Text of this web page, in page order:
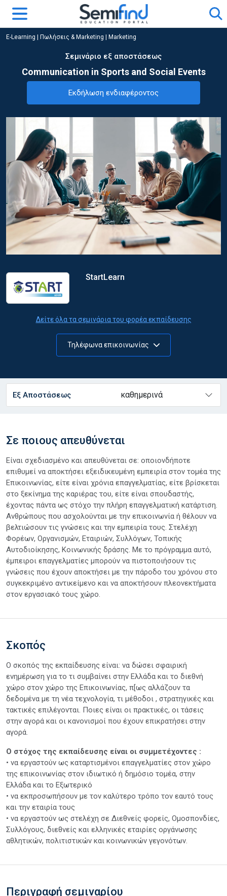
E-Learning Πωλήσεις & Marketing Marketing
Σεμινάριο εξ αποστάσεως
Communication in Sports and Social Events
Εκδήλωση ενδιαφέροντος
StartLearn
Δείτε όλα τα σεμινάρια του φορέα εκπαίδευσης
Τηλέφωνα επικοινωνίας
Εξ Αποστάσεως καθημερινά
Σε ποιους απευθύνεται
Είναι σχεδιασμένο και απευθύνεται σε: οποιονδήποτε
επιθυμεί να αποκτήσει εξειδικευμένη εμπειρία στον τομέα της
Επικοινωνίας, είτε είναι χρόνια επαγγελματίας, είτε βρίσκεται
στο ξεκίνημα της καριέρας του, είτε είναι σπουδαστής,
έχοντας πάντα ως στόχο την πλήρη επαγγελματική κατάρτιση.
Ανθρώπους που ασχολούνται με την επικοινωνία ή θέλουν να
βελτιώσουν τις γνώσεις και την εμπειρία τους. Στελέχη
Φορέων, Οργανισμών, Εταιριών, Συλλόγων, Τοπικής
Αυτοδιοίκησης, Κοινωνικής δράσης. Με το πρόγραμμα αυτό,
έμπειροι επαγγελματίες μπορούν να πιστοποιήσουν τις
γνώσεις που έχουν αποκτήσει με την πάροδο του χρόνου στο
συγκεκριμένο αντικείμενο και να αποκτήσουν πλεονεκτήματα
στον εργασιακό τους χώρο.
Σκοπός
Ο σκοπός της εκπαίδευσης είναι: να δώσει σφαιρική
ενημέρωση για το τι συμβαίνει στην Ελλάδα και το διεθνή
χώρο στον χώρο της Επικοινωνίας, π[ως αλλάζουν τα
δεδομένα με τη νέα τεχνολογία, τι μέθοδοι , στρατηγικές και
τακτικές επιλέγονται. Ποιες είναι οι πρακτικές, οι τάσεις
στην αγορά και οι κανονισμοί που έχουν επικρατήσει στην
αγορά.
Ο στόχος της εκπαίδευσης είναι οι συμμετέχοντες :
• να εργαστούν ως καταρτισμένοι επαγγελματίες στον χώρο
της επικοινωνίας στον ιδιωτικό ή δημόσιο τομέα, στην
Ελλάδα και το Εξωτερικό
• να εκπροσωπήσουν με τον καλύτερο τρόπο τον εαυτό τους
και την εταιρία τους
• να εργαστούν ως στελέχη σε Διεθνείς φορείς, Ομοσπονδίες,
Συλλόγους, διεθνείς και ελληνικές εταιρίες οργάνωσης
αθλητικών, πολιτιστικών και κοινωνικών γεγονότων.
Περιγραφή σεμιναρίου